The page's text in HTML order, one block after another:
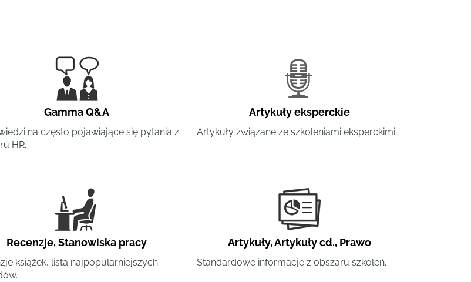
Gamma Q&A
na często pojawiające się pytania z
HR.
Artykuły eksperckie
Artykuły związane ze szkoleniami eksperckimi.
Recenzje,Stanowiska pracy
książek, lista najpopularniejszych
Artykuły,Artykuły cd., Prawo
Standardowe informacje z obszaru szkoleń.